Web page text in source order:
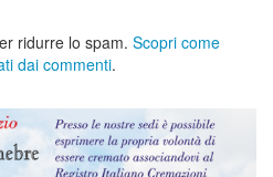
ridurre lo spam. Scopri come
dai commenti.